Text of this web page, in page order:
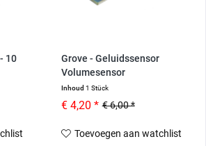
10
Grove - Geluidssensor
Volumesensor
Inhoud 1 Stück
€ 6,00 *
€ 4,20 *
Toevoegen aan watchlist